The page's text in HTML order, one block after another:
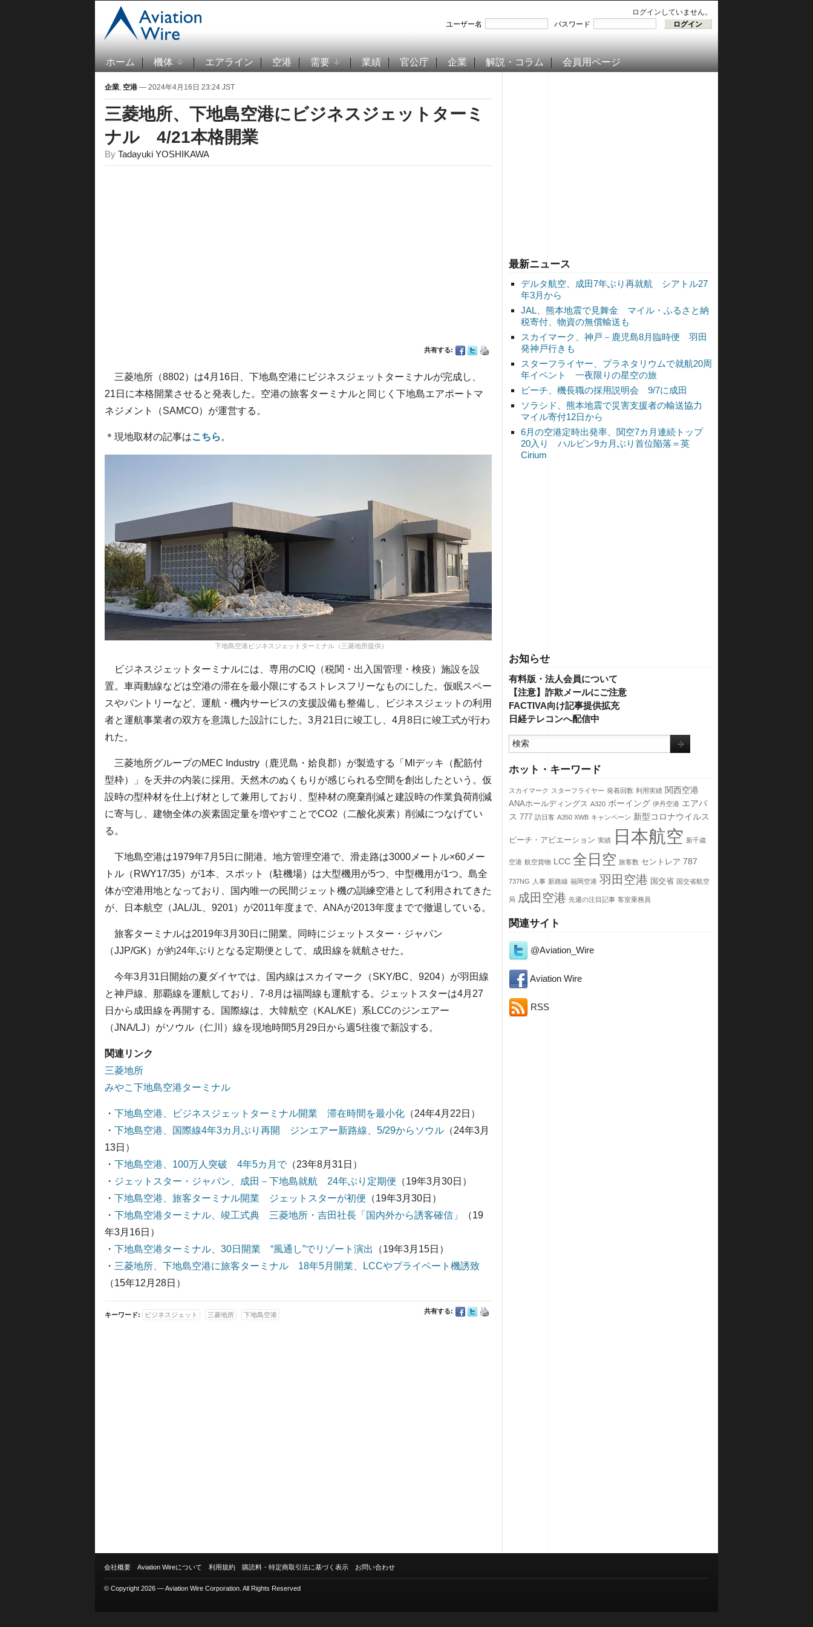
ログインしていません。
ユーザー名
パスワード
ホーム 機体 エアライン 空港 需要 業績 官公庁 企業 解説・コラム 会員用ページ
最新ニュース
デルタ航空、成田7年ぶり再就航 シアトル27
年3月から
JAL、熊本地震で見舞金 マイル・ふるさと納
税寄付、物資の無償輸送も
スカイマーク、神戸－鹿児島8月臨時便 羽田
発神戸行きも
スターフライヤー、プラネタリウムで就航20周
年イベント 一夜限りの星空の旅
ピーチ、機長職の採用説明会 9/7に成田
ソラシド、熊本地震で災害支援者の輸送協力
マイル寄付12日から
6月の空港定時出発率、関空7カ月連続トップ
20入り ハルビン9カ月ぶり首位陥落＝英
Cirium
お知らせ
有料版・法人会員について
【注意】詐欺メールにご注意
FACTIVA向け記事提供拡充
日経テレコンへ配信中
ホット・キーワード
スカイマーク スターフライヤー 発着回数 利用実績 関西空港
ANAホールディングス A320 ボーイング 伊丹空港 エアバ
ス 777 訪日客 A350 XWB キャンペーン 新型コロナウイルス
ピーチ・アビエーション 実績 日本航空 新千歳
空港 航空貨物 LCC 全日空 旅客数 セントレア 787
737NG 人事 新路線 福岡空港 羽田空港 国交省 国交省航空
局 成田空港 先週の注目記事 客室乗務員
関連サイト
@Aviation_Wire
Aviation Wire
RSS
企業, 空港 — 2024年4月16日 23:24 JST
三菱地所、下地島空港にビジネスジェットターミ
ナル 4/21本格開業
By Tadayuki YOSHIKAWA
共有する:
三菱地所（8802）は4月16日、下地島空港にビジネスジェットターミナルが完成し、
21日に本格開業させると発表した。空港の旅客ターミナルと同じく下地島エアポートマ
ネジメント（SAMCO）が運営する。
＊現地取材の記事はこちら 。
下地島空港ビジネスジェットターミナル（三菱地所提供）
ビジネスジェットターミナルには、専用のCIQ（税関・出入国管理・検疫）施設を設
置。車両動線などは空港の滞在を最小限にするストレスフリーなものにした。仮眠スペー
スやパントリーなど、運航・機内サービスの支援設備も整備し、ビジネスジェットの利用
者と運航事業者の双方を意識した設計にした。3月21日に竣工し、4月8日に竣工式が行わ
れた。
三菱地所グループのMEC Industry（鹿児島・姶良郡）が製造する「MIデッキ（配筋付
型枠）」を天井の内装に採用。天然木のぬくもりが感じられる空間を創出したという。仮
設時の型枠材を仕上げ材として兼用しており、型枠材の廃棄削減と建設時の作業負荷削減
に寄与し、建物全体の炭素固定量を増やすことでCO2（二酸化炭素）削減につなげてい
る。
下地島空港は1979年7月5日に開港。地方管理空港で、滑走路は3000メートル×60メー
トル（RWY17/35）が1本、スポット（駐機場）は大型機用が5つ、中型機用が1つ。島全
体が空港用地となっており、国内唯一の民間ジェット機の訓練空港として利用されてきた
が、日本航空（JAL/JL、9201）が2011年度まで、ANAが2013年度までで撤退している。
旅客ターミナルは2019年3月30日に開業。同時にジェットスター・ジャパン
（JJP/GK）が約24年ぶりとなる定期便として、成田線を就航させた。
今年3月31日開始の夏ダイヤでは、国内線はスカイマーク（SKY/BC、9204）が羽田線
と神戸線、那覇線を運航しており、7-8月は福岡線も運航する。ジェットスターは4月27
日から成田線を再開する。国際線は、大韓航空（KAL/KE）系LCCのジンエアー
（JNA/LJ）がソウル（仁川）線を現地時間5月29日から週5往復で新設する。
関連リンク
三菱地所
みやこ下地島空港ターミナル
・ 下地島空港、ビジネスジェットターミナル開業 滞在時間を最小化 （24年4月22日）
・ 下地島空港、国際線4年3カ月ぶり再開 ジンエアー新路線、5/29からソウル （24年3月
13日）
・ 下地島空港、100万人突破 4年5カ月で（23年8月31日）
・ ジェットスター・ジャパン、成田－下地島就航 24年ぶり定期便 （19年3月30日）
・ 下地島空港、旅客ターミナル開業 ジェットスターが初便 （19年3月30日）
・ 下地島空港ターミナル、竣工式典 三菱地所・吉田社長「国内外から誘客確信」
（19
年3月16日）
・ 下地島空港ターミナル、30日開業 “風通し”でリゾート演出
（19年3月15日）
・ 三菱地所、下地島空港に旅客ターミナル 18年5月開業、LCCやプライベート機誘致
（15年12月28日）
共有する:
キーワード: ビジネスジェット 三菱地所 下地島空港
会社概要 Aviation Wireについて 利用規約 購読料・特定商取引法に基づく表示 お問い合わせ
© Copyright 2026 — Aviation Wire Corporation. All Rights Reserved